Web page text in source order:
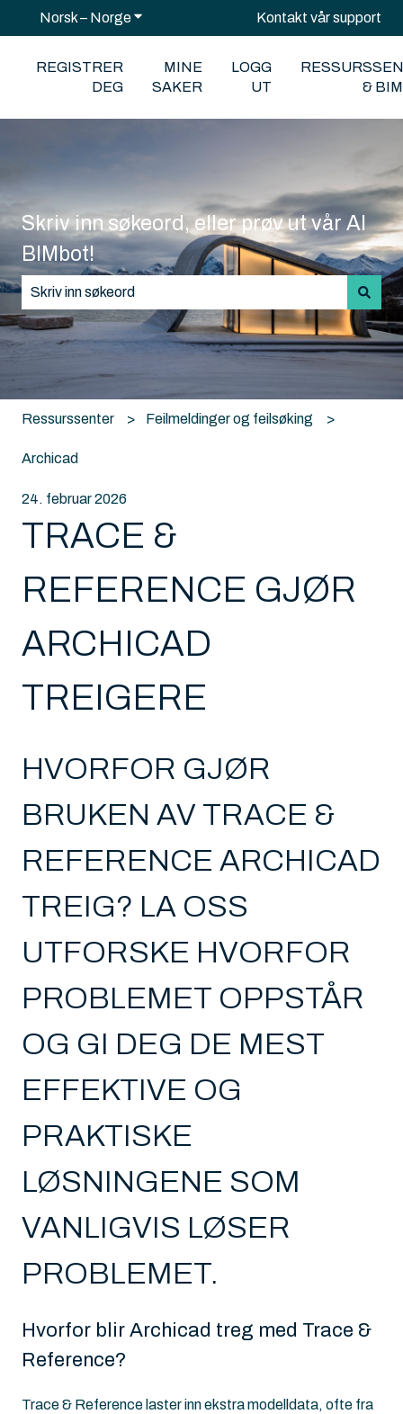
Norsk – NorgeVis undermeny for oversettelser
Kontakt vår support
REGISTRER
DEG
MINE
SAKER
LOGG
UT
&
Skriv inn søkeord, eller prøv ut vår AI
BIMbot!
Det finnes ingen forslag fordi søkefeltet er tomt.
Ressurssenter Feilmeldinger og feilsøking
Archicad
24. februar 2026
TRACE &
REFERENCE GJØR
ARCHICAD
TREIGERE
HVORFOR GJØR
BRUKEN AV TRACE &
REFERENCE ARCHICAD
TREIG? LA OSS
UTFORSKE HVORFOR
PROBLEMET OPPSTÅR
OG GI DEG DE MEST
EFFEKTIVE OG
PRAKTISKE
LØSNINGENE SOM
VANLIGVIS LØSER
PROBLEMET.
Hvorfor blir Archicad treg med Trace &
Reference?
Trace & Reference laster inn ekstra modelldata, ofte fra